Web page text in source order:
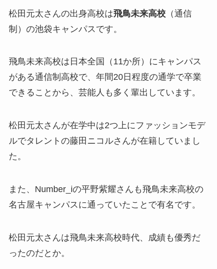
松田元太さんの出身高校は飛鳥未来高校（通信
制）の池袋キャンパスです。
飛鳥未来高校は日本全国（11か所）にキャンパス
がある通信制高校で、年間20日程度の通学で卒業
できることから、芸能人も多く輩出しています。
松田元太さんが在学中は2つ上にファッションモデ
ルでタレントの藤田ニコルさんが在籍していまし
た。
また、Number_iの平野紫耀さんも飛鳥未来高校の
名古屋キャンパスに通っていたことで有名です。
松田元太さんは飛鳥未来高校時代、成績も優秀だ
ったのだとか。